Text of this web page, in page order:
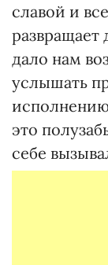
славой и
дало нам
услышать
исполнению
это
себе